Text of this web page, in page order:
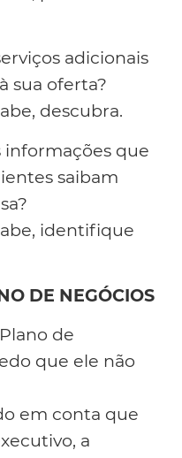
adicionais
sua oferta?
descubra.
informações que
saibam
identifique
DE NEGÓCIOS
de
que ele não
em conta que
a